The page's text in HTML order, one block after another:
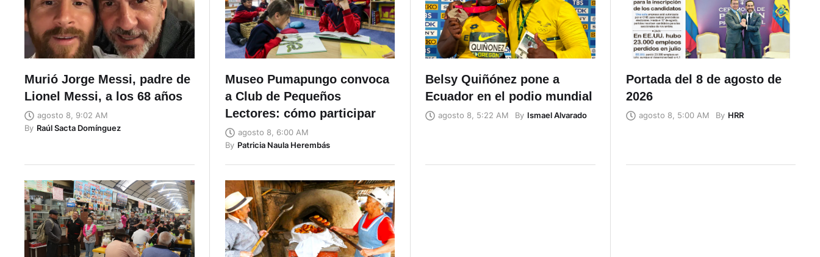
Murió Jorge Messi, padre de
Lionel Messi, a los 68 años
agosto 8, 9:02 AM
By Raúl Sacta Domínguez
Museo Pumapungo convoca
a Club de Pequeños
Lectores: cómo participar
agosto 8, 6:00 AM
By Patricia Naula Herembás
Belsy Quiñónez pone a
Ecuador en el podio mundial
agosto 8, 5:22 AM By Ismael Alvarado
Portada del 8 de agosto de
2026
agosto 8, 5:00 AM By HRR